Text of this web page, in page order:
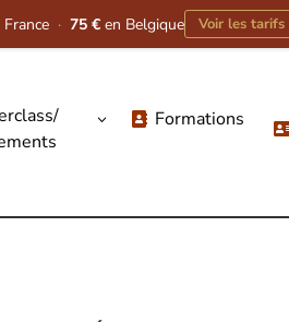
France · 75 € en Belgique Voir les tarifs
3  Formations